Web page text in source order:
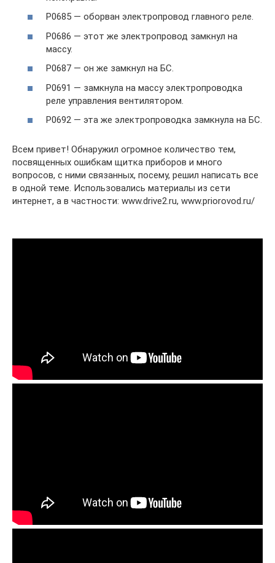
P0685 — оборван электропровод главного реле.
P0686 — этот же электропровод замкнул на
массу.
P0687 — он же замкнул на БС.
P0691 — замкнула на массу электропроводка
реле управления вентилятором.
P0692 — эта же электропроводка замкнула на БС.
Всем привет! Обнаружил огромное количество тем,
посвященных ошибкам щитка приборов и много
вопросов, с ними связанных, посему, решил написать все
в одной теме. Использовались материалы из сети
интернет, а в частности: www.drive2.ru, www.priorovod.ru/